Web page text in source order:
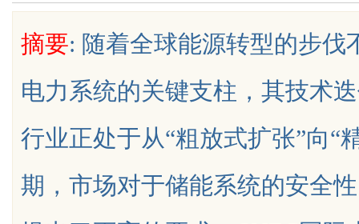
uz
摘要: 随着全球能源转型的步伐
电力系统的关键支柱，其技术
行业正处于从“粗放式扩张”向“
期，市场对于储能系统的安全